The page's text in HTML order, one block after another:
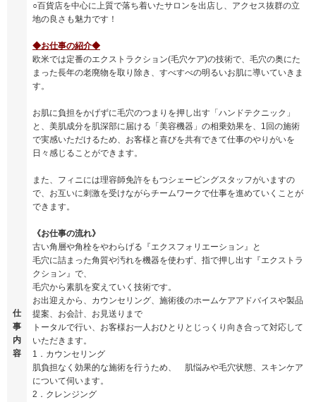
仕
事
内
容
○百貨店を中心に上質で落ち着いたサロンを出店し、アクセス抜群の立
地の良さも魅力です！
◆お仕事の紹介◆
欧米では定番のエクストラクション(毛穴ケア)の技術で、毛穴の奥にた
まった長年の老廃物を取り除き、すべすべの明るいお肌に導いていきま
す。
お肌に負担をかげずに毛穴のつまりを押し出す「ハンドテクニック」
と、美肌成分を肌深部に届ける「美容機器」の相乗効果を、1回の施術
で実感いただけるため、お客様と喜びを共有できて仕事のやりがいを
日々感じることができます。
また、フィニには理容師免許をもつシェービングスタッフがいますの
で、お互いに刺激を受けながらチームワークで仕事を進めていくことが
できます。
《お仕事の流れ》
古い角層や角栓をやわらげる『エクスフォリエーション』と
毛穴に詰まった角質や汚れを機器を使わず、指で押し出す『エクストラ
クション』で、
毛穴から素肌を変えていく技術です。
お出迎えから、カウンセリング、施術後のホームケアアドバイスや製品
提案、お会計、お見送りまで
トータルで行い、お客様お一人おひとりとじっくり向き合って対応して
いただきます。
1．カウンセリング
肌負担なく効果的な施術を行うため、 肌悩みや毛穴状態、スキンケア
について伺います。
2．クレンジング